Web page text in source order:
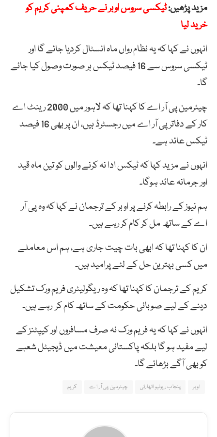
مزید پڑھیں:ٹیکسی سروس اوبر نے حریف کمپنی کریم کو
خرید لیا
انہوں نے کہا کہ یہ نظام رواں ماہ انسٹال کردیا جائے گا اور
ٹیکسی سروس سے 16 فیصد ٹیکس ہر صورت وصول کیا جائے
گا۔
چیئرمین پی آر اے کا کہنا تھا کہ لاہور میں 2000 رینٹ اے
کار کے دفاتر پی آر اے میں رجسٹرڈ ہیں، ان پر بھی 16 فیصد
ٹیکس عائد ہے۔
انہوں نے مزید کہا کہ ٹیکس ادا نہ کرنے والوں کو تین ماہ قید
اور جرمانہ عائد ہوگا۔
ہم نیوز کے رابطہ کرنے پر اوبر کے ترجمان نے کہا کہ وہ پی آر
اے کے ساتھ مل کر کام کر رہے ہیں۔
ان کا کہنا تھا کہ ابھی بات چیت جاری ہے، ہم اس معاملے
میں کسی بہترین حل کے لئے پرامید ہیں۔
کریم کے ترجمان کا کہنا تھا کہ وہ ریگولیٹری فریم ورک تشکیل
دینے کے لیے صوبائی حکومت کے ساتھ کام کر رہے ہیں۔
انہوں نے کہا کہ یہ فریم ورک نہ صرف مسافروں اور کیپٹنز کے
لیے مفید ہو گا بلکہ پاکستانی معیشت میں ڈیجیٹل شعبے
کو بھی آگے بڑھائے گا۔
اوبر پنجاب ریونیو اتھارٹی چیئرمین پی آر اے کریم